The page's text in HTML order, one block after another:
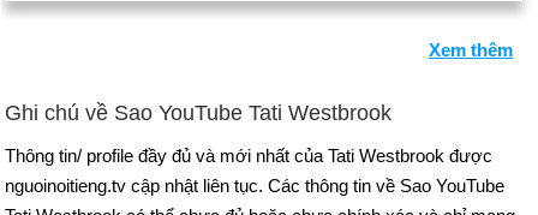
Xem thêm
Ghi chú về Sao YouTube Tati Westbrook
Thông tin/ profile đầy đủ và mới nhất của Tati Westbrook được
nguoinoitieng.tv cập nhật liên tục. Các thông tin về Sao YouTube